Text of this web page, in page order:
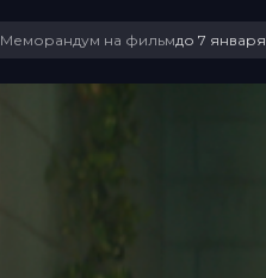
Меморандум на фильмдо 7 января